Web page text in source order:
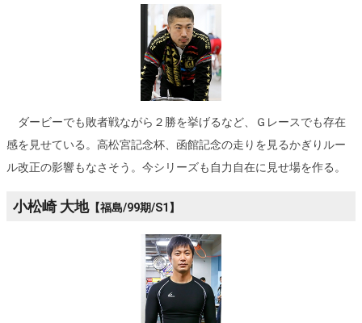
ダービーでも敗者戦ながら２勝を挙げるなど、Ｇレースでも存在
感を見せている。高松宮記念杯、函館記念の走りを見るかぎりルー
ル改正の影響もなさそう。今シリーズも自力自在に見せ場を作る。
小松崎 大地【福島/99期/S1】